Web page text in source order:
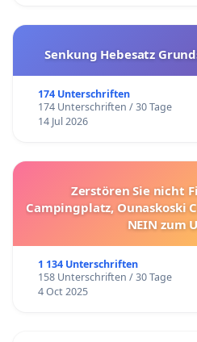
Senkung Hebesatz
174 Unterschriften
174 Unterschriften / 30 Tage
14 Jul 2026
Zerstören Sie nicht
Campingplatz, Ounaskoski
NEIN zum
1 134 Unterschriften
158 Unterschriften / 30 Tage
4 Oct 2025